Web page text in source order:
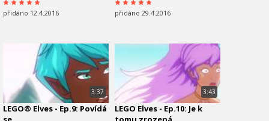
přidáno 12.4.2016 přidáno 29.4.2016
3:37
LEGO® Elves - Ep.9: Povídá
3:43
LEGO Elves - Ep.10: Je k